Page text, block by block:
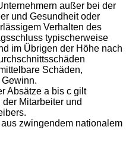
außer bei der
und Gesundheit oder
Verhalten des
typischerweise
im Übrigen der Höhe nach
Schäden,
Absätze a bis c gilt
Mitarbeiter und
zwingendem nationalem